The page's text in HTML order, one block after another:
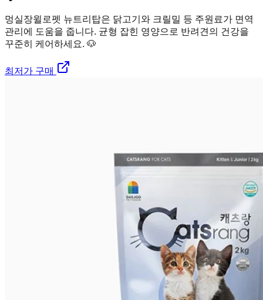
멍실장윌로펫 뉴트리탑은 닭고기와 크릴밀 등 주원료가 면역
관리에 도움을 줍니다. 균형 잡힌 영양으로 반려견의 건강을
꾸준히 케어하세요. 🐶
최저가 구매